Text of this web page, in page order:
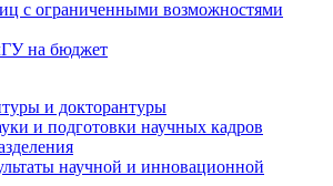
с ограниченными возможностями
на бюджет
и докторантуры
и подготовки научных кадров
научной и инновационной